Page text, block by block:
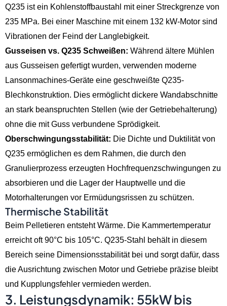
Q235 ist ein Kohlenstoffbaustahl mit einer Streckgrenze von
235 MPa. Bei einer Maschine mit einem 132 kW-Motor sind
Vibrationen der Feind der Langlebigkeit.
Gusseisen vs. Q235 Schweißen: Während ältere Mühlen
aus Gusseisen gefertigt wurden, verwenden moderne
Lansonmachines-Geräte eine geschweißte Q235-
Blechkonstruktion. Dies ermöglicht dickere Wandabschnitte
an stark beanspruchten Stellen (wie der Getriebehalterung)
ohne die mit Guss verbundene Sprödigkeit.
Oberschwingungsstabilität: Die Dichte und Duktilität von
Q235 ermöglichen es dem Rahmen, die durch den
Granulierprozess erzeugten Hochfrequenzschwingungen zu
absorbieren und die Lager der Hauptwelle und die
Motorhalterungen vor Ermüdungsrissen zu schützen.
Thermische Stabilität
Beim Pelletieren entsteht Wärme. Die Kammertemperatur
erreicht oft 90°C bis 105°C. Q235-Stahl behält in diesem
Bereich seine Dimensionsstabilität bei und sorgt dafür, dass
die Ausrichtung zwischen Motor und Getriebe präzise bleibt
und Kupplungsfehler vermieden werden.
3. Leistungsdynamik: 55kW bis